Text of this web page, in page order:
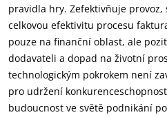
pravidla hry. Zefektivňuje provoz,
celkovou efektivitu procesu
pouze na finanční oblast, ale
dodavateli a dopad na životní
technologickým pokrokem není
pro udržení
budoucnost ve světě podnikání